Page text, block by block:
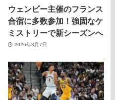
ウェンビー主催のフランス
合宿に多数参加！強固なケ
ミストリーで新シーズンへ
2026年8月7日